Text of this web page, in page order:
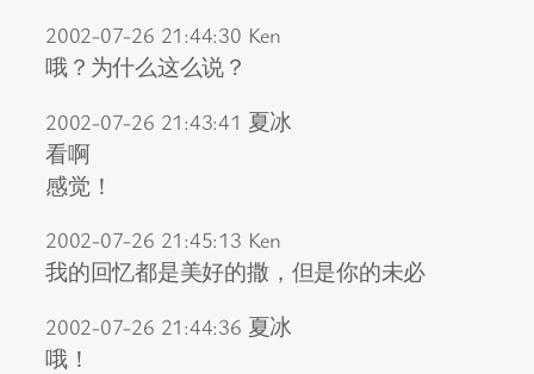
2002-07-26 21:44:30 Ken
哦？为什么这么说？
2002-07-26 21:43:41 夏冰
看啊
感觉！
2002-07-26 21:45:13 Ken
我的回忆都是美好的撒，但是你的未必
2002-07-26 21:44:36 夏冰
哦！